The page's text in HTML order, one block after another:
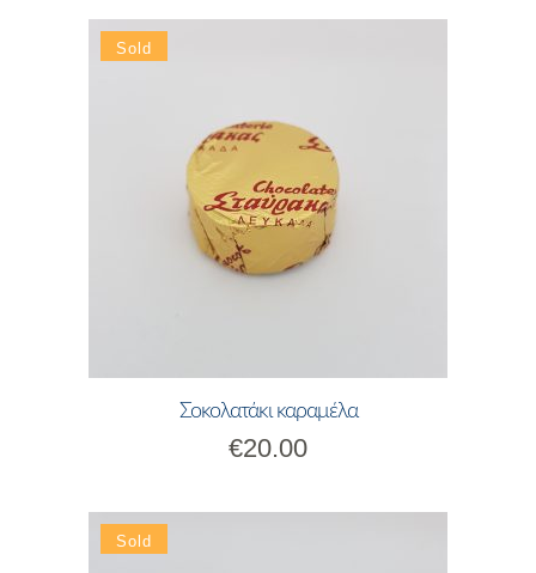
Σοκολατάκι καραμέλα
€20.00